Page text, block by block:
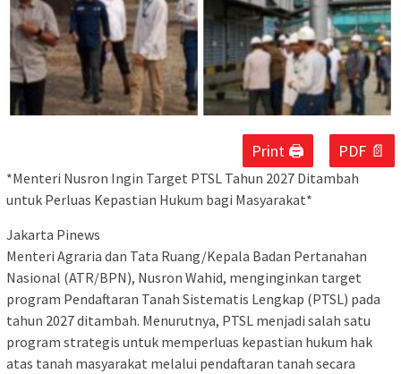
Print 🖨 PDF 📄
*Menteri Nusron Ingin Target PTSL Tahun 2027 Ditambah
untuk Perluas Kepastian Hukum bagi Masyarakat*
Jakarta Pinews
Menteri Agraria dan Tata Ruang/Kepala Badan Pertanahan
Nasional (ATR/BPN), Nusron Wahid, menginginkan target
program Pendaftaran Tanah Sistematis Lengkap (PTSL) pada
tahun 2027 ditambah. Menurutnya, PTSL menjadi salah satu
program strategis untuk memperluas kepastian hukum hak
atas tanah masyarakat melalui pendaftaran tanah secara